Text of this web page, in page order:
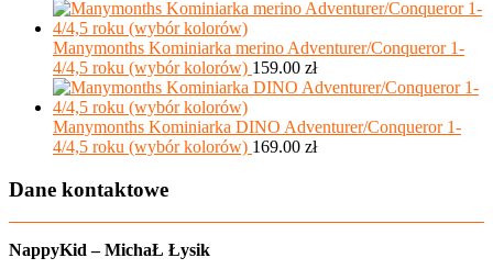
Manymonths Kominiarka merino Adventurer/Conqueror 1-
4/4,5 roku (wybór kolorów) 159.00 zł
Manymonths Kominiarka DINO Adventurer/Conqueror 1-
4/4,5 roku (wybór kolorów) 169.00 zł
Dane kontaktowe
NappyKid – MichaŁ Łysik